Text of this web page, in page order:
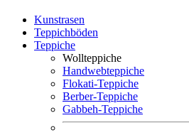
Kunstrasen
Teppichböden
Teppiche
Wollteppiche
Handwebteppiche
Flokati-Teppiche
Berber-Teppiche
Gabbeh-Teppiche